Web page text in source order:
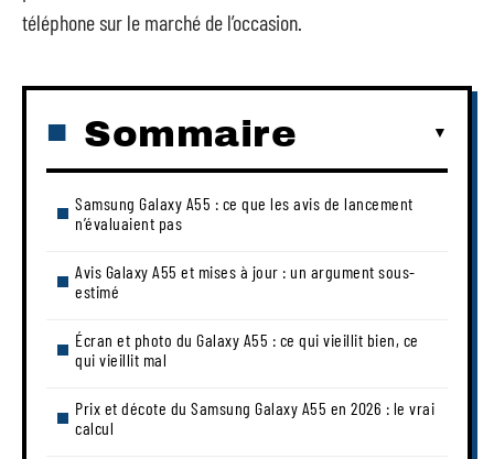
téléphone sur le marché de l’occasion.
Sommaire
Samsung Galaxy A55 : ce que les avis de lancement
n’évaluaient pas
Avis Galaxy A55 et mises à jour : un argument sous-
estimé
Écran et photo du Galaxy A55 : ce qui vieillit bien, ce
qui vieillit mal
Prix et décote du Samsung Galaxy A55 en 2026 : le vrai
calcul